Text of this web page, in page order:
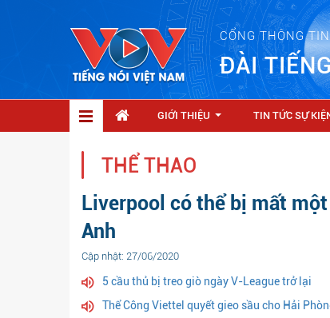
CỔNG THÔNG
ĐÀI
GIỚI THIỆU TIN TỨC SỰ
THỂ THAO
Liverpool có thể bị mất
Anh
Cập nhật: 27/06/2020
5 cầu thủ bị treo giò ngày V-League trở lại
Thể Công Viettel quyết gieo sầu cho Hải